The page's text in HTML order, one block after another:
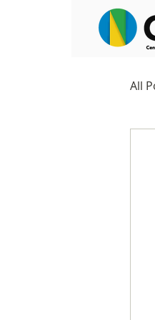
All